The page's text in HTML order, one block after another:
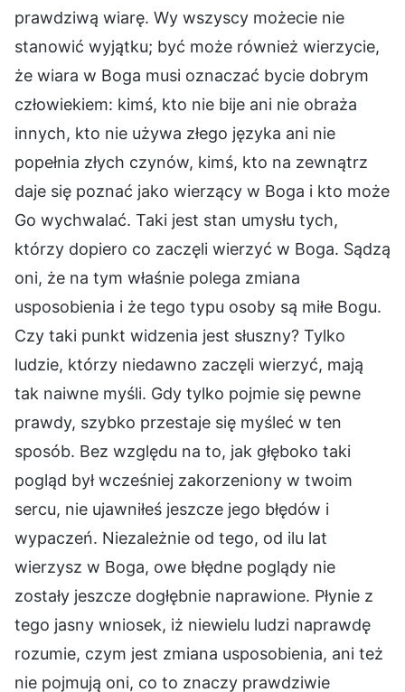
prawdziwą wiarę. Wy wszyscy możecie nie
stanowić wyjątku; być może również wierzycie,
że wiara w Boga musi oznaczać bycie dobrym
człowiekiem: kimś, kto nie bije ani nie obraża
innych, kto nie używa złego języka ani nie
popełnia złych czynów, kimś, kto na zewnątrz
daje się poznać jako wierzący w Boga i kto może
Go wychwalać. Taki jest stan umysłu tych,
którzy dopiero co zaczęli wierzyć w Boga. Sądzą
oni, że na tym właśnie polega zmiana
usposobienia i że tego typu osoby są miłe Bogu.
Czy taki punkt widzenia jest słuszny? Tylko
ludzie, którzy niedawno zaczęli wierzyć, mają
tak naiwne myśli. Gdy tylko pojmie się pewne
prawdy, szybko przestaje się myśleć w ten
sposób. Bez względu na to, jak głęboko taki
pogląd był wcześniej zakorzeniony w twoim
sercu, nie ujawniłeś jeszcze jego błędów i
wypaczeń. Niezależnie od tego, od ilu lat
wierzysz w Boga, owe błędne poglądy nie
zostały jeszcze dogłębnie naprawione. Płynie z
tego jasny wniosek, iż niewielu ludzi naprawdę
rozumie, czym jest zmiana usposobienia, ani też
nie pojmują oni, co to znaczy prawdziwie